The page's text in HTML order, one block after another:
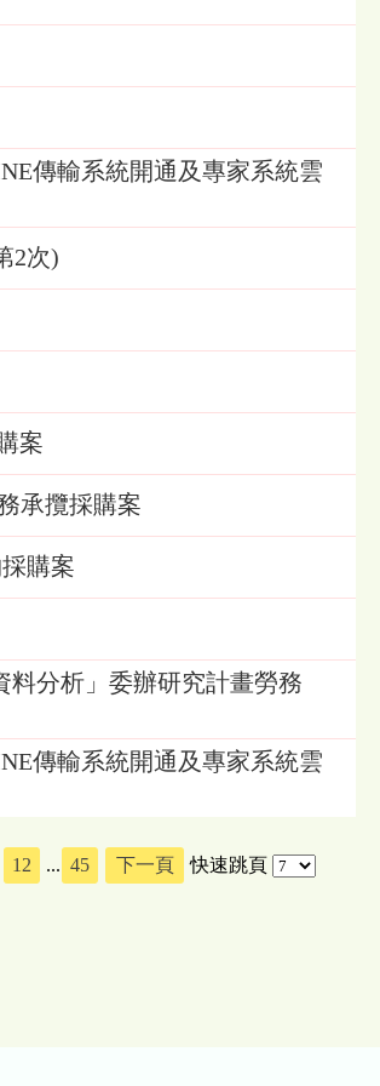
傳輸系統開通及專家系統雲
2次)
案
承攬採購案
購案
料分析」委辦研究計畫勞務
傳輸系統開通及專家系統雲
12 ... 45 下一頁 快速跳頁